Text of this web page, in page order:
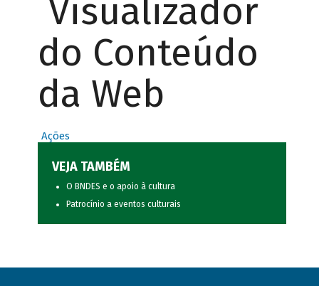
Visualizador
do Conteúdo
da Web
Ações
VEJA TAMBÉM
O BNDES e o apoio à cultura
Patrocínio a eventos culturais